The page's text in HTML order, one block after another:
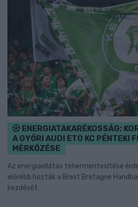
ENERGIATAKARÉKOSSÁG:
A GYŐRI AUDI ETO KC PÉNTEKI
MÉRKŐZÉSE
Az energiaellátás tehermentesítése
előrébb hozták a Brest Bretagne
kezdését.